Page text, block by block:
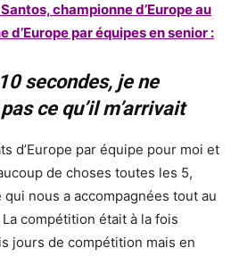
championne d’Europe au
par équipes en senior :
secondes, je ne
ce qu’il m’arrivait
d’Europe par équipe pour moi et
de choses toutes les 5,
qui nous a accompagnées tout au
compétition était à la fois
jours de compétition mais en